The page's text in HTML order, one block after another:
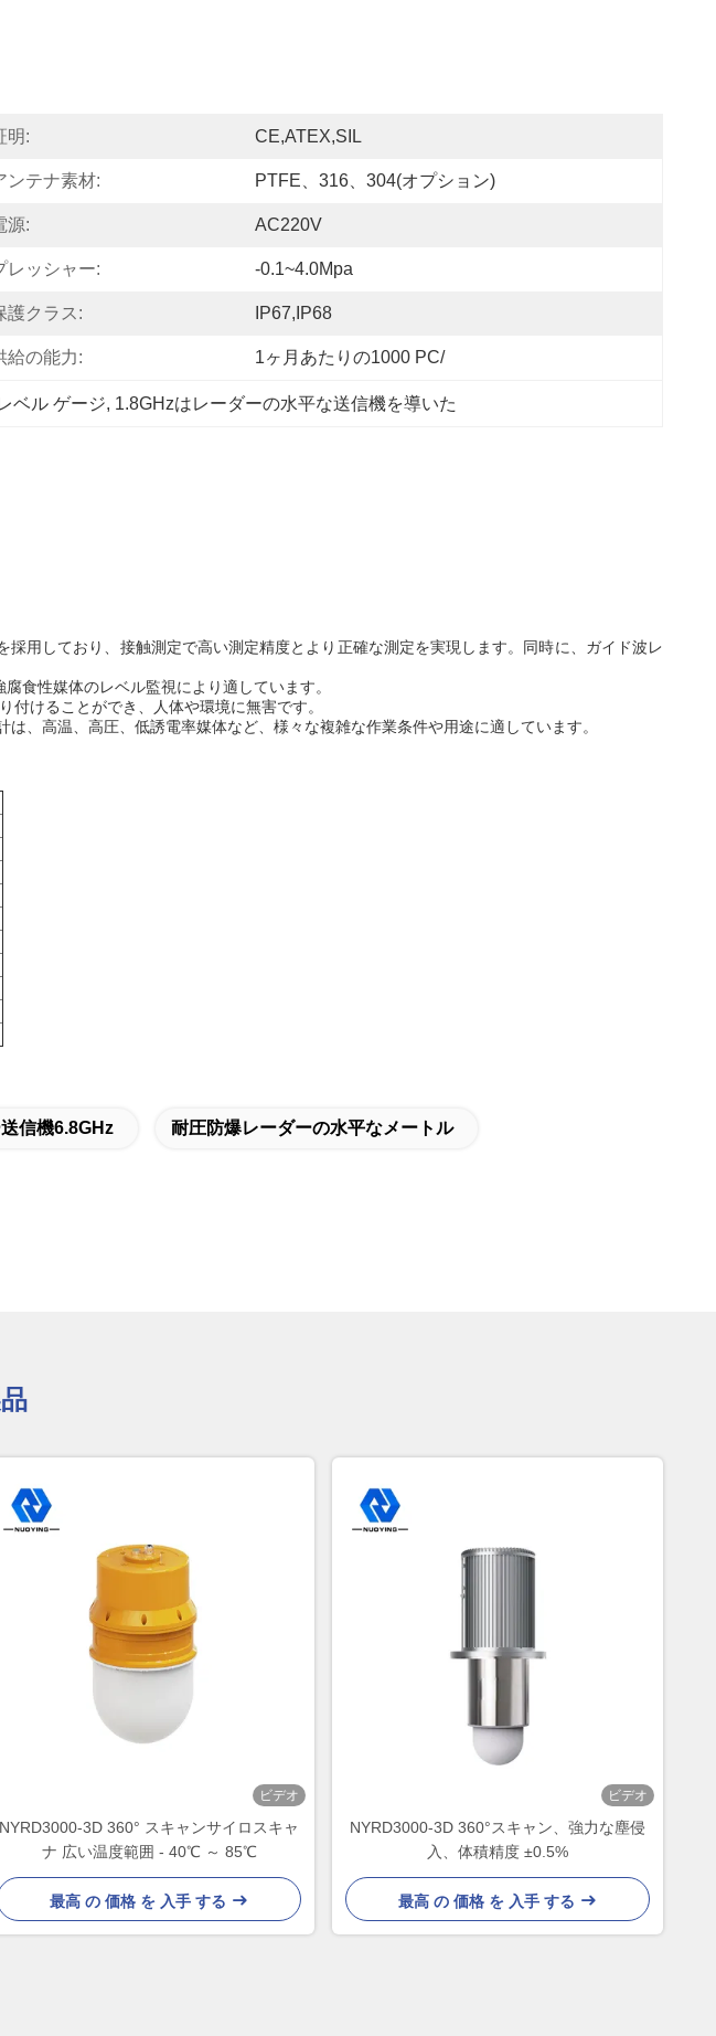
明: CE,ATEX,SIL
ンテナ素材: PTFE、316、304(オプション)
源: AC220V
レッシャー: -0.1~4.0Mpa
護クラス: IP67,IP68
給の能力: 1ヶ月あたりの1000 PC/
ベル ゲージ, 1.8GHzはレーダーの水平な送信機を導いた
用しており、接触測定で高い測定精度とより正確な測定を実現します。同時に、ガイド波レ
食性媒体のレベル監視により適しています。
けることができ、人体や環境に無害です。
、高温、高圧、低誘電率媒体など、様々な複雑な作業条件や用途に適しています。
信機6.8GHz 耐圧防爆レーダーの水平なメートル
ビデオ
NYRD3000-3D 360° スキャンサイロスキャ
ナ 広い温度範囲 - 40℃ ～ 85℃
最高 の 価格 を 入手 する
ビデオ
NYRD3000-3D 360°スキャン、強力な塵侵
入、体積精度 ±0.5%
最高 の 価格 を 入手 する